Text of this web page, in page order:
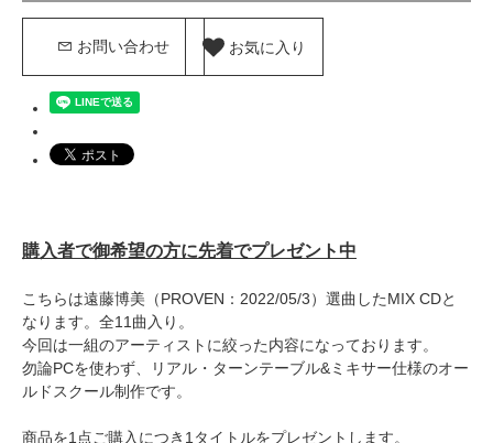
お問い合わせ お気に入り
購入者で御希望の方に先着でプレゼント中
こちらは遠藤博美（PROVEN：2022/05/3）選曲したMIX CDと
なります。全11曲入り。
今回は一組のアーティストに絞った内容になっております。
勿論PCを使わず、リアル・ターンテーブル&ミキサー仕様のオー
ルドスクール制作です。
商品を1点ご購入につき1タイトルをプレゼントします。